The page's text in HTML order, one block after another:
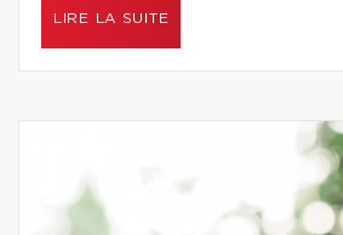
LIRE LA SUITE